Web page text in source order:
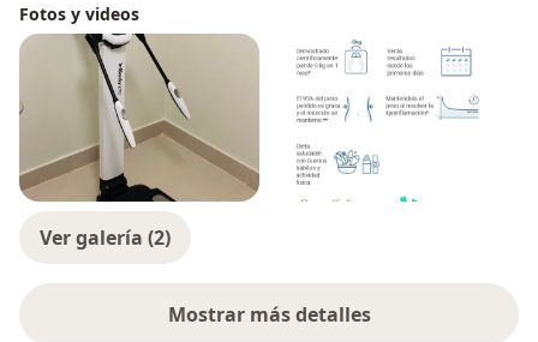
Fotos y videos
Ver galería (2)
Mostrar más detalles
sobre la experiencia